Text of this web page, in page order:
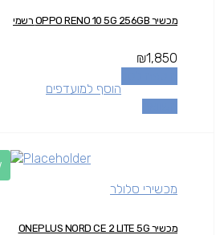
מכשיר OPPO RENO 10 5G 256GB רשמי
₪1,850
הוסף למועדפים
מכשירי סלולר
מכשיר ONEPLUS NORD CE 2 LITE 5G